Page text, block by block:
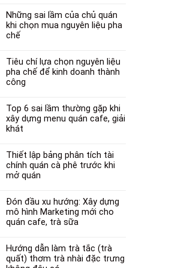
Những sai lầm của chủ quán
khi chọn mua nguyên liệu pha
chế
Tiêu chí lựa chọn nguyên liệu
pha chế để kinh doanh thành
công
Top 6 sai lầm thường gặp khi
xây dựng menu quán cafe, giải
khát
Thiết lập bảng phân tích tài
chính quán cà phê trước khi
mở quán
Đón đầu xu hướng: Xây dựng
mô hình Marketing mới cho
quán cafe, trà sữa
Hướng dẫn làm trà tắc (trà
quất) thơm trà nhài đặc trưng